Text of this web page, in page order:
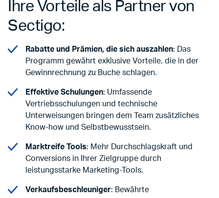
Ihre Vorteile als Partner von
Sectigo:
Rabatte und Prämien, die sich auszahlen: Das
Programm gewährt exklusive Vorteile, die in der
Gewinnrechnung zu Buche schlagen.
Effektive Schulungen: Umfassende
Vertriebsschulungen und technische
Unterweisungen bringen dem Team zusätzliches
Know-how und Selbstbewusstsein.
Marktreife Tools: Mehr Durchschlagskraft und
Conversions in Ihrer Zielgruppe durch
leistungsstarke Marketing-Tools.
Verkaufsbeschleuniger: Bewährte